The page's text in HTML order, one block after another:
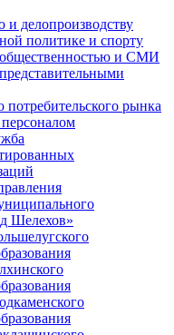
делопроизводству
политике и спорту
общественностью и СМИ
рынка
Шелехов»